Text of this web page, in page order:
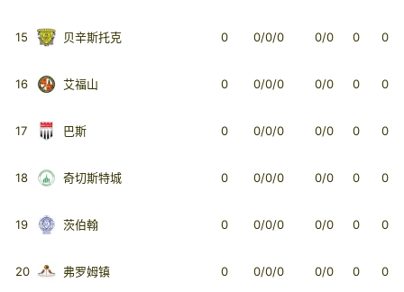
15 贝辛斯托克 0 0/0/0 0/0 0 0
16 艾福山 0 0/0/0 0/0 0 0
17 巴斯 0 0/0/0 0/0 0 0
18 奇切斯特城 0 0/0/0 0/0 0 0
19 茨伯翰 0 0/0/0 0/0 0 0
20 弗罗姆镇 0 0/0/0 0/0 0 0